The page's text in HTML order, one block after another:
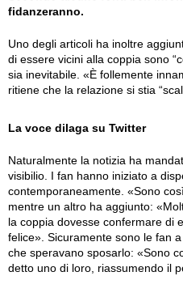
fidanzeranno.
Uno degli articoli ha inoltre
di essere vicini alla coppia sono
sia inevitabile. «È follemente
ritiene che la relazione si stia
La voce dilaga su Twitter
Naturalmente la notizia ha
visibilio. I fan hanno iniziato a
contemporaneamente. «Sono
mentre un altro ha aggiunto:
la coppia dovesse confermare di
felice». Sicuramente sono le fan
che speravano sposarlo: «Sono
detto uno di loro, riassumendo il